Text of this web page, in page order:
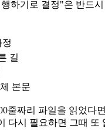
하기로 결정"은 반드
길
본문
줄짜리 파일을 읽었다
다시 필요하면 그때 또